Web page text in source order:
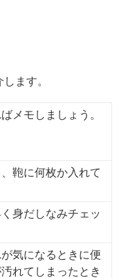
ます。
メモしましょう。
鞄に何枚か入れて
身だしなみチェッ
気になるときに便
れてしまったとき